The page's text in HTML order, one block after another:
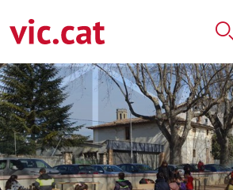
al contingut
a la navegació
de contacte